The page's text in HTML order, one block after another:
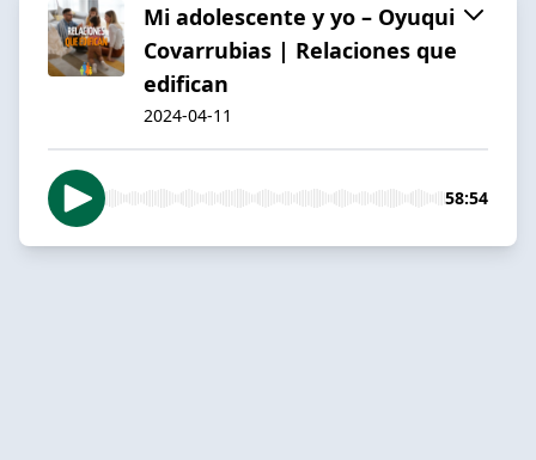
Mi adolescente y yo – Oyuqui
Covarrubias | Relaciones que
edifican
2024-04-11
58:54